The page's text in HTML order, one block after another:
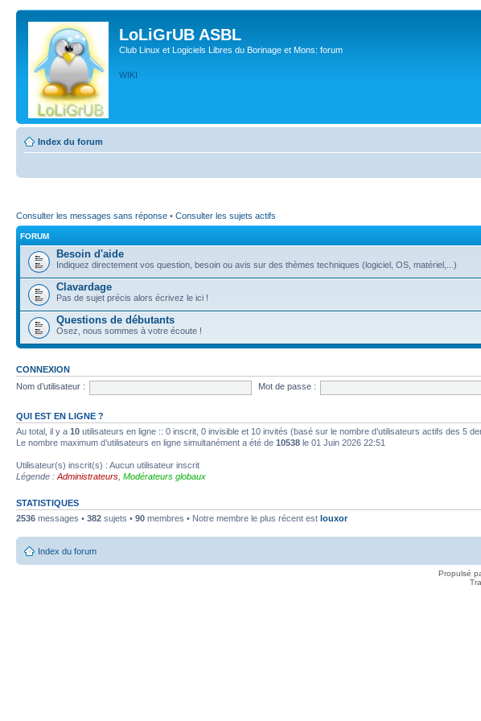
LoLiGrUB ASBL
Club Linux et Logiciels Libres du Borinage et Mons: forum
WIKI
Index du forum
Consulter les messages sans réponse • Consulter les sujets actifs
FORUM
Besoin d'aide
Indiquez directement vos question, besoin ou avis sur des thèmes techniques (logiciel, OS, matériel,...)
Clavardage
Pas de sujet précis alors écrivez le ici !
Questions de débutants
Osez, nous sommes à votre écoute !
CONNEXION
Nom d’utilisateur :
Mot de passe :
QUI EST EN LIGNE ?
Au total, il y a 10 utilisateurs en ligne :: 0 inscrit, 0 invisible et 10 invités (basé sur le nombre d’utilisateurs actifs des 5
Le nombre maximum d’utilisateurs en ligne simultanément a été de 10538 le 01 Juin 2026 22:51
Utilisateur(s) inscrit(s) : Aucun utilisateur inscrit
Légende : Administrateurs Modérateurs globaux
STATISTIQUES
2536 messages • 382 sujets • 90 membres • Notre membre le plus récent est louxor
Index du forum
Propulsé